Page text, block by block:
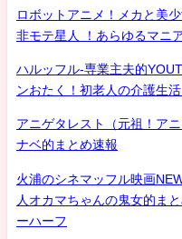
ロボットアニメ！メカと美
非モテ星人 ！あらゆるマニ
ハルッフル-専業主夫的
ンおたく！初老人の介護生
アニゲタレスト（元祖！ア
ナベ的まとめ速報
火浦のシネマッフル映画
人オカマちゃんの鬼女的ま
ーハーフ